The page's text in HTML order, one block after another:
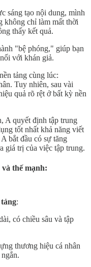
sáng tạo nội dung, mình
không chỉ làm mất thời
thấy kết quả.
"bệ phóng," giúp bạn
với khán giả.
tảng cùng lúc:
Tuy nhiên, sau vài
quả rõ rệt ở bất kỳ nền
A quyết định tập trung
tốt nhất khả năng viết
bắt đầu có sự tăng
giá trị của việc tập trung.
thế mạnh:
:
có chiều sâu và tập
thương hiệu cá nhân